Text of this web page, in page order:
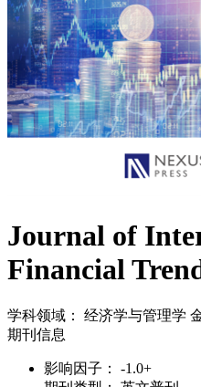
Journal of
Financial
学科领域： 经济学与管理学
期刊信息
影响因子：
-1.0+